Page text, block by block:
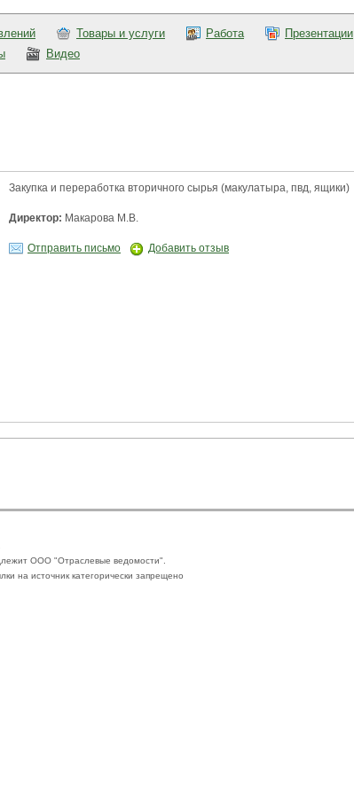
Товары и услуги Работа
Презентации
Видео
Закупка и переработка вторичного сырья (макулатыра, пвд, ящики)
Директор: Макарова М.В.
Отправить письмо Добавить отзыв
ООО "Отраслевые ведомости".
на источник категорически запрещено